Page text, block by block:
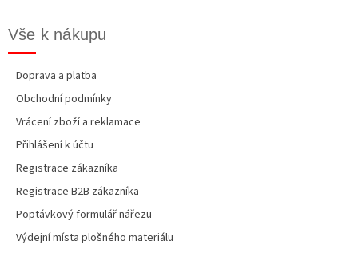
Vše k nákupu
Doprava a platba
Obchodní podmínky
Vrácení zboží a reklamace
Přihlášení k účtu
Registrace zákazníka
Registrace B2B zákazníka
Poptávkový formulář nářezu
Výdejní místa plošného materiálu